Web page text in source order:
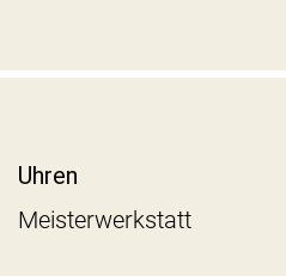
Uhren
Meisterwerkstatt